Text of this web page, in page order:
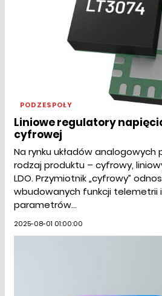
PODZESPOŁY
Liniowe regulatory
cyfrowej
Na rynku układów analogowych
rodzaj produktu – cyfrowy,
LDO. Przymiotnik „cyfrowy”
wbudowanych funkcji telemetrii
parametrów...
2025-08-01 01:00:00